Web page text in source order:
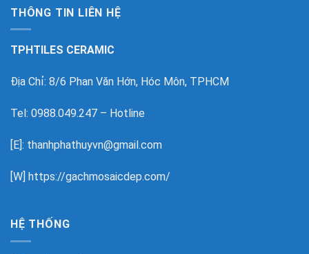
THÔNG TIN LIÊN HỆ
TPHTILES CERAMIC
Địa Chỉ: 8/6 Phan Văn Hớn, Hóc Môn, TPHCM
Tel: 0988.049.247 – Hotline
[E]: thanhphathuyvn@gmail.com
[W] https://gachmosaicdep.com/
HỆ THỐNG